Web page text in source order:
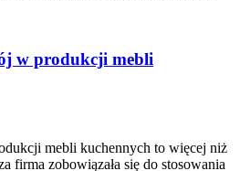
w produkcji mebli
mebli kuchennych to więcej niż
firma zobowiązała się do stosowania